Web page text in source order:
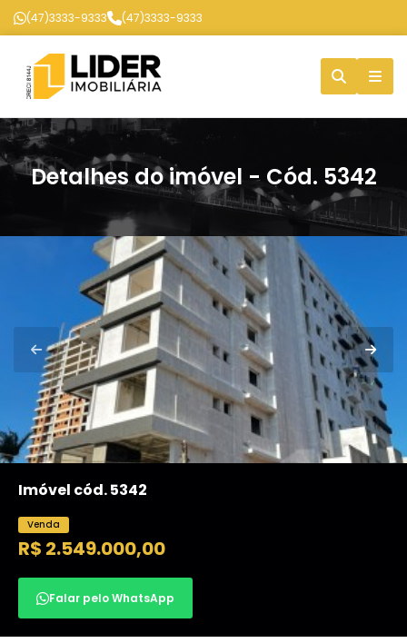
(47)3333-9333 (47)3333-9333
Detalhes do imóvel - Cód. 5342
Imóvel cód. 5342
Venda
R$ 2.549.000,00
Falar pelo WhatsApp